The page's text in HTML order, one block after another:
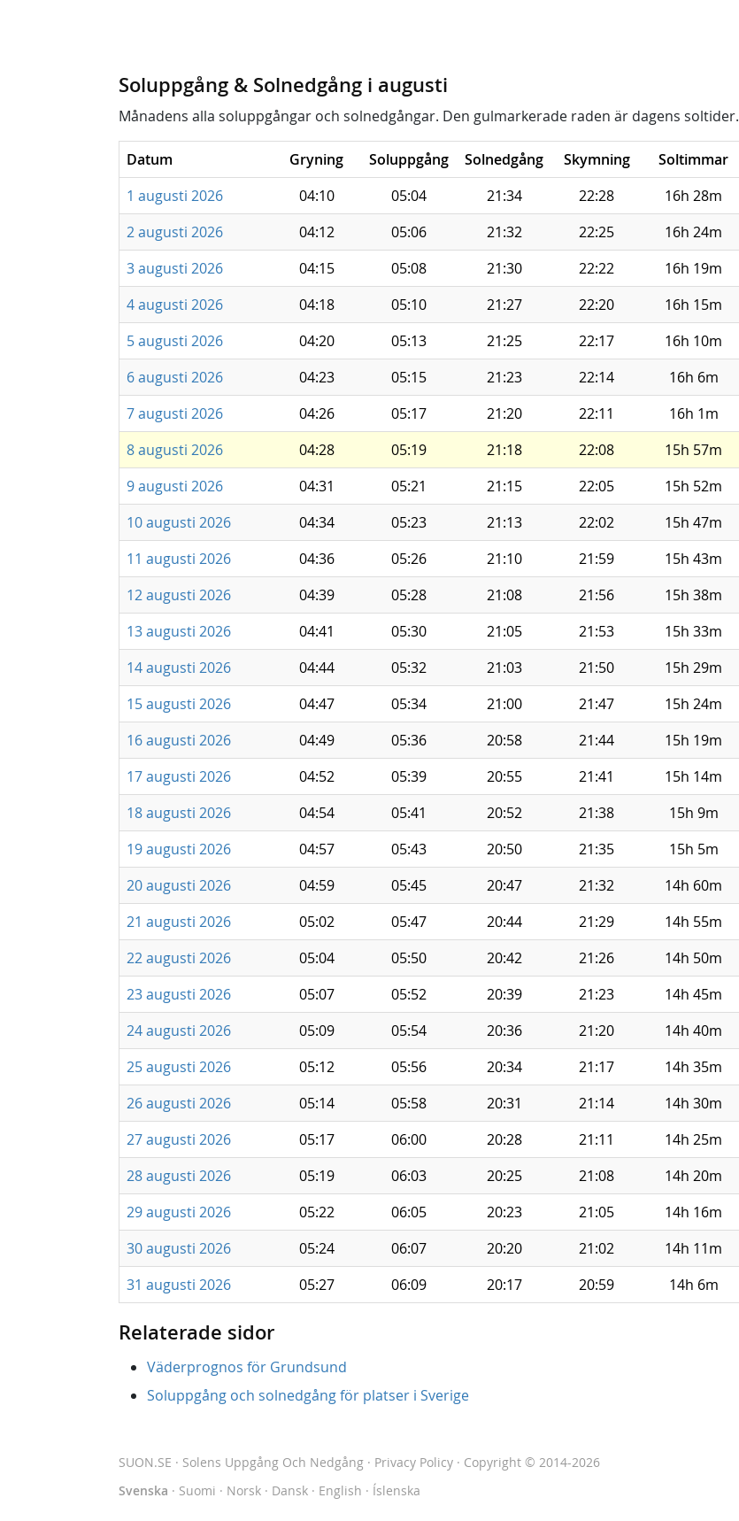
Soluppgång & Solnedgång i augusti
Månadens alla soluppgångar och solnedgångar. Den gulmarkerade raden är dagens soltider.
Datum Gryning Soluppgång Solnedgång Skymning
Soltimmar
1 augusti 2026
04:10 05:04 21:34 22:28
16h 28m
2 augusti 2026
04:12 05:06 21:32 22:25
16h 24m
3 augusti 2026
04:15 05:08 21:30 22:22
16h 19m
4 augusti 2026
04:18 05:10 21:27 22:20
16h 15m
5 augusti 2026
04:20 05:13 21:25 22:17
16h 10m
6 augusti 2026
04:23 05:15 21:23 22:14
16h 6m
7 augusti 2026
04:26 05:17 21:20 22:11
16h 1m
8 augusti 2026
04:28 05:19 21:18 22:08
15h 57m
9 augusti 2026
04:31 05:21 21:15 22:05
15h 52m
10 augusti 2026
04:34 05:23 21:13 22:02
15h 47m
11 augusti 2026
04:36 05:26 21:10 21:59
15h 43m
12 augusti 2026
04:39 05:28 21:08 21:56
15h 38m
13 augusti 2026
04:41 05:30 21:05 21:53
15h 33m
14 augusti 2026
04:44 05:32 21:03 21:50
15h 29m
15 augusti 2026
04:47 05:34 21:00 21:47
15h 24m
16 augusti 2026
04:49 05:36 20:58 21:44
15h 19m
17 augusti 2026
04:52 05:39 20:55 21:41
15h 14m
18 augusti 2026
04:54 05:41 20:52 21:38
15h 9m
19 augusti 2026
04:57 05:43 20:50 21:35
15h 5m
20 augusti 2026
04:59 05:45 20:47 21:32
14h 60m
21 augusti 2026
05:02 05:47 20:44 21:29
14h 55m
22 augusti 2026
05:04 05:50 20:42 21:26
14h 50m
23 augusti 2026
05:07 05:52 20:39 21:23
14h 45m
24 augusti 2026
05:09 05:54 20:36 21:20
14h 40m
25 augusti 2026
05:12 05:56 20:34 21:17
14h 35m
26 augusti 2026
05:14 05:58 20:31 21:14
14h 30m
27 augusti 2026
05:17 06:00 20:28 21:11
14h 25m
28 augusti 2026
05:19 06:03 20:25 21:08
14h 20m
29 augusti 2026
05:22 06:05 20:23 21:05
14h 16m
30 augusti 2026
05:24 06:07 20:20 21:02
14h 11m
31 augusti 2026
05:27 06:09 20:17 20:59 14h 6m
Relaterade sidor
Väderprognos för Grundsund
Soluppgång och solnedgång för platser i Sverige
SUON.SE · Solens Uppgång Och Nedgång · Privacy Policy · Copyright © 2014-2026
Svenska · Suomi · Norsk · Dansk · English · Íslenska